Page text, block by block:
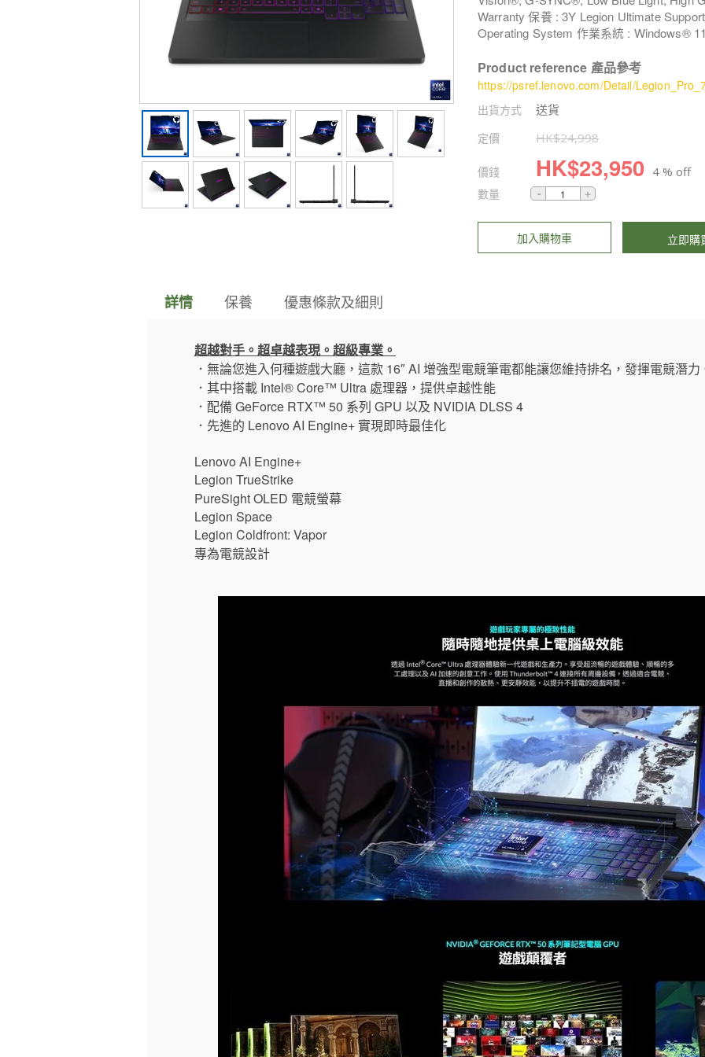
Warranty 保養 : 3Y Legion Ultimate
Operating System 作業系統 : Windows®
Product reference 產品參考
https://psref.lenovo.com/Detail/
出貨方式
送貨
定價 HK$24,998
價錢 HK$23,950 4 % off
數量
加入購物車 立即購
詳情 保養 優惠條款及細則
超越對手。超卓越表現。超級專業。
．無論您進入何種遊戲大廳，這款 16″ AI 增強型電競筆電都能讓您維持排名，發揮電競潛力
．其中搭載 Intel® Core™ Ultra 處理器，提供卓越性能
．配備 GeForce RTX™ 50 系列 GPU 以及 NVIDIA DLSS 4
．先進的 Lenovo AI Engine+ 實現即時最佳化
Lenovo AI Engine+
Legion TrueStrike
PureSight OLED 電競螢幕
Legion Space
Legion Coldfront: Vapor
專為電競設計